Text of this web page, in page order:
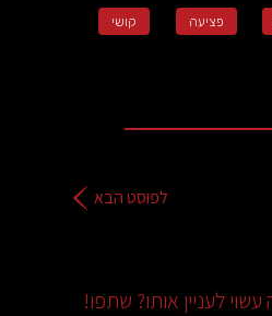
פציעה קושי
לפוסט הבא
לעניין אותו? שתפו!